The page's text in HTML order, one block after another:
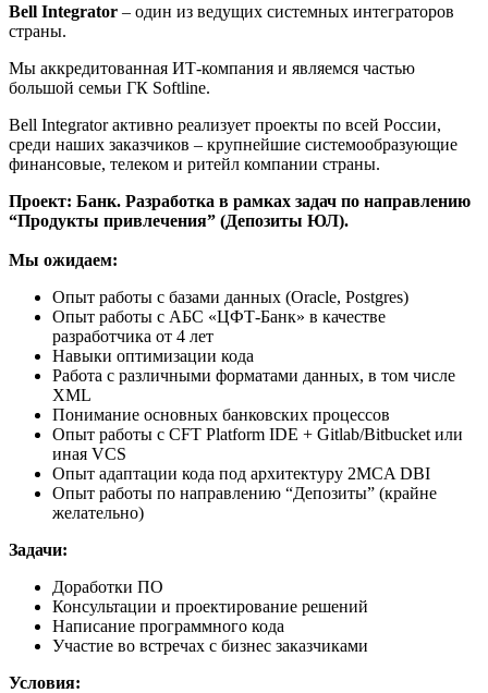
Bell Integrator – один из ведущих системных интеграторов
страны.
Мы аккредитованная ИТ-компания и являемся частью
большой семьи ГК Softline.
Bell Integrator активно реализует проекты по всей России,
среди наших заказчиков – крупнейшие системообразующие
финансовые, телеком и ритейл компании страны.
Проект: Банк. Разработка в рамках задач по направлению
“Продукты привлечения” (Депозиты ЮЛ).
Мы ожидаем:
Опыт работы с базами данных (Oracle, Postgres)
Опыт работы с АБС «ЦФТ-Банк» в качестве
разработчика от 4 лет
Навыки оптимизации кода
Работа с различными форматами данных, в том числе
XML
Понимание основных банковских процессов
Опыт работы с CFT Platform IDE + Gitlab/Bitbucket или
иная VCS
Опыт адаптации кода под архитектуру 2MCA DBI
Опыт работы по направлению “Депозиты” (крайне
желательно)
Задачи:
Доработки ПО
Консультации и проектирование решений
Написание программного кода
Участие во встречах с бизнес заказчиками
Условия: